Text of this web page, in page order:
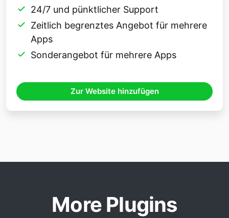
24/7 und pünktlicher Support
Zeitlich begrenztes Angebot für mehrere
Apps
Sonderangebot für mehrere Apps
Zur Website hinzufügen
More Plugins